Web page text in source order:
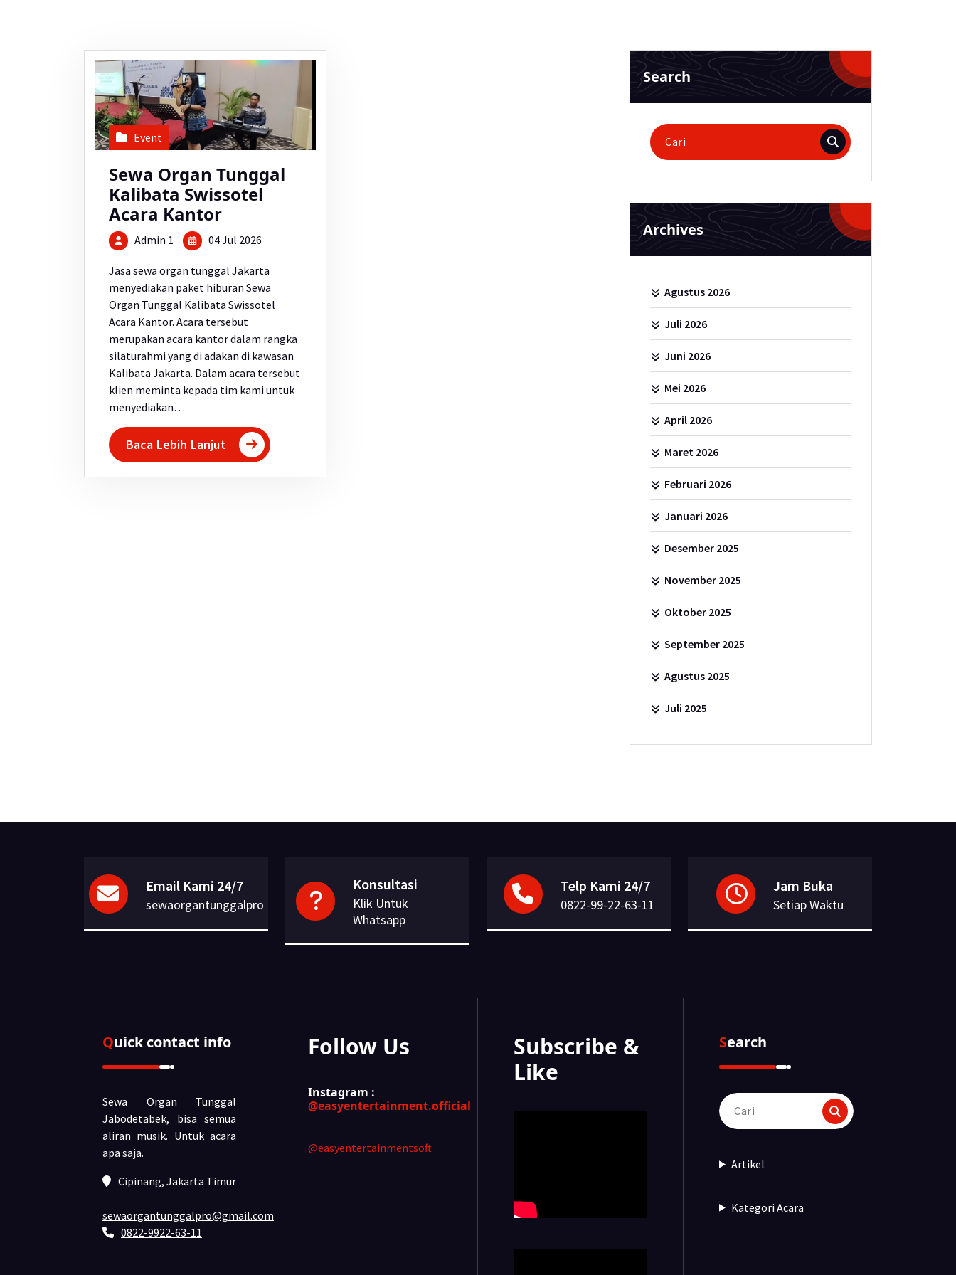
Event
Sewa Organ Tunggal
Kalibata Swissotel
Acara Kantor
Admin 1 04 Jul 2026
Jasa sewa organ tunggal Jakarta
menyediakan paket hiburan Sewa
Organ Tunggal Kalibata Swissotel
Acara Kantor. Acara tersebut
merupakan acara kantor dalam rangka
silaturahmi yang di adakan di kawasan
Kalibata Jakarta. Dalam acara tersebut
klien meminta kepada tim kami untuk
menyediakan…
Baca Lebih Lanjut
Search
Pencarian
untuk:
Archives
Agustus 2026
Juli 2026
Juni 2026
Mei 2026
April 2026
Maret 2026
Februari 2026
Januari 2026
Desember 2025
November 2025
Oktober 2025
September 2025
Agustus 2025
Juli 2025
Email Kami 24/7
sewaorgantunggalpro
Konsultasi
Klik Untuk
Whatsapp
Telp Kami 24/7
0822-99-22-63-11
Jam Buka
Setiap Waktu
Quick contact info
Sewa Organ Tunggal
Jabodetabek, bisa semua
aliran musik. Untuk acara
apa saja.
Cipinang, Jakarta Timur
sewaorgantunggalpro@gmail.com
0822-9922-63-11
Follow Us
Instagram :
@easyentertainment.official
@easyentertainmentsoft
Subscribe &
Like
Search
Pencarian
untuk:
Artikel
Kategori Acara